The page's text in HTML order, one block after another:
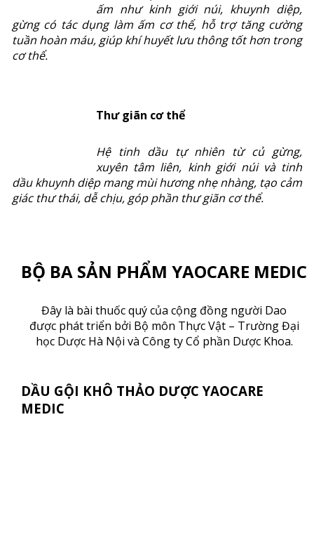
ấm như kinh giới núi, khuynh diệp,
gừng có tác dụng làm ấm cơ thể, hỗ trợ tăng cường
tuần hoàn máu, giúp khí huyết lưu thông tốt hơn trong
cơ thể.
Thư giãn cơ thể
Hệ tinh dầu tự nhiên từ củ gừng,
xuyên tâm liên, kinh giới núi và tinh
dầu khuynh diệp mang mùi hương nhẹ nhàng, tạo cảm
giác thư thái, dễ chịu, góp phần thư giãn cơ thể.
BỘ BA SẢN PHẨM YAOCARE MEDIC
Đây là bài thuốc quý của cộng đồng người Dao
được phát triển bởi Bộ môn Thực Vật – Trường Đại
học Dược Hà Nội và Công ty Cổ phần Dược Khoa.
DẦU GỘI KHÔ THẢO DƯỢC YAOCARE
MEDIC